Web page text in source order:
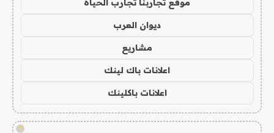
ديوان العرب
مشاريع
اعلانات باك لينك
اعلانات باكلينك
!